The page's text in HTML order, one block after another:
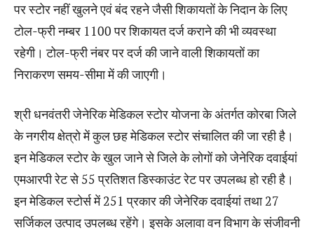
पर स्टोर नहीं खुलने एवं बंद रहने जैसी शिकायतों के निदान के लिए
टोल-फ्री नम्बर 1100 पर शिकायत दर्ज कराने की भी व्यवस्था
रहेगी। टोल-फ्री नंबर पर दर्ज की जाने वाली शिकायतों का
निराकरण समय-सीमा में की जाएगी।
श्री धनवंतरी जेनेरिक मेडिकल स्टोर योजना के अंतर्गत कोरबा जिले
के नगरीय क्षेत्रो में कुल छह मेडिकल स्टोर संचालित की जा रही है।
इन मेडिकल स्टोर के खुल जाने से जिले के लोगों को जेनेरिक दवाईयां
एमआरपी रेट से 55 प्रतिशत डिस्काउंट रेट पर उपलब्ध हो रही है।
इन मेडिकल स्टोर्स में 251 प्रकार की जेनेरिक दवाईयां तथा 27
सर्जिकल उत्पाद उपलब्ध रहेंगे। इसके अलावा वन विभाग के संजीवनी